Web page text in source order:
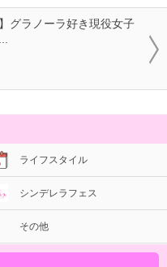
グラノーラ好き現役女子
ライフスタイル
シンデレラフェス
その他